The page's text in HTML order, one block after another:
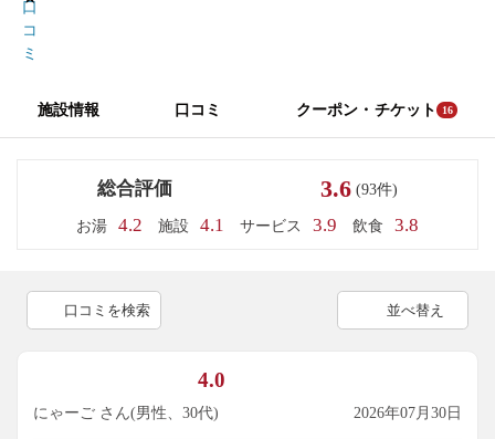
口
コ
ミ
施設情報 口コミ クーポン・チケット 16
総合評価 3.6 (93件)
お湯 4.2 施設 4.1 サービス 3.9 飲食 3.8
口コミを検索 並べ替え
4.0
にゃーご さん(男性、30代) 2026年07月30日